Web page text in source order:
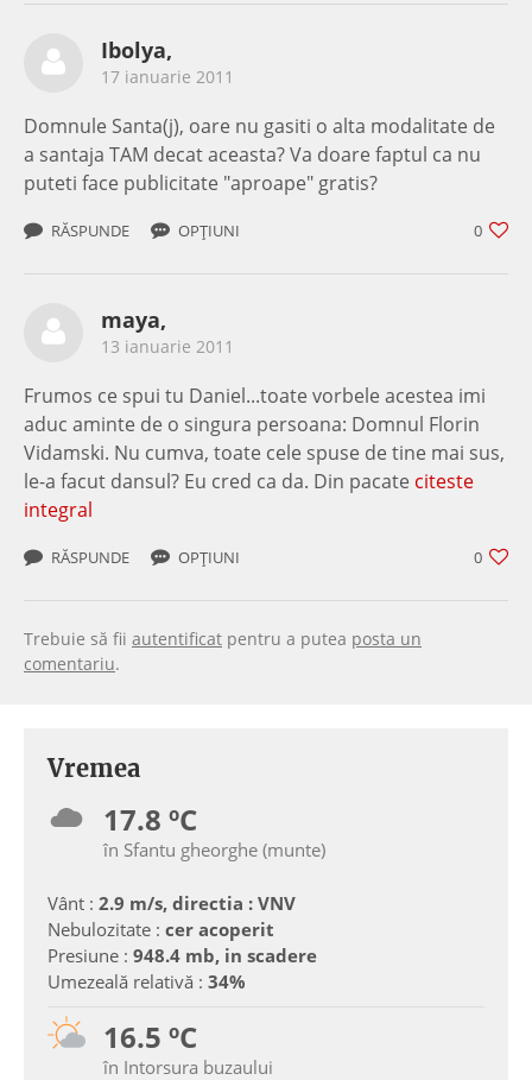
Ibolya,
17 ianuarie 2011
Domnule Santa(j), oare nu gasiti o alta modalitate de
a santaja TAM decat aceasta? Va doare faptul ca nu
puteti face publicitate "aproape" gratis?
0
RĂSPUNDE OPȚIUNI
maya,
13 ianuarie 2011
Frumos ce spui tu Daniel...toate vorbele acestea imi
aduc aminte de o singura persoana: Domnul Florin
Vidamski. Nu cumva, toate cele spuse de tine mai sus,
le-a facut dansul? Eu cred ca da. Din pacate citeste
integral
0
RĂSPUNDE OPȚIUNI
Trebuie să fii autentificat pentru a putea posta un
comentariu.
Vremea
17.8 ºC
în Sfantu gheorghe (munte)
Vânt : 2.9 m/s, directia : VNV
Nebulozitate : cer acoperit
Presiune : 948.4 mb, in scadere
Umezeală relativă : 34%
16.5 ºC
în Intorsura buzaului